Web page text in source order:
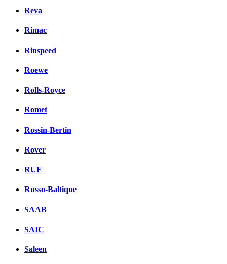
Reva
Rimac
Rinspeed
Roewe
Rolls-Royce
Romet
Rossin-Bertin
Rover
RUF
Russo-Baltique
SAAB
SAIC
Saleen